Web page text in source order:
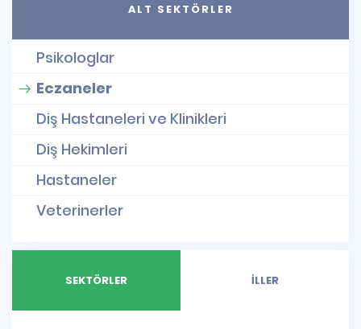
ALT SEKTÖRLER
Psikologlar
Eczaneler
Diş Hastaneleri ve Klinikleri
Diş Hekimleri
Hastaneler
Veterinerler
SEKTÖRLER İLLER